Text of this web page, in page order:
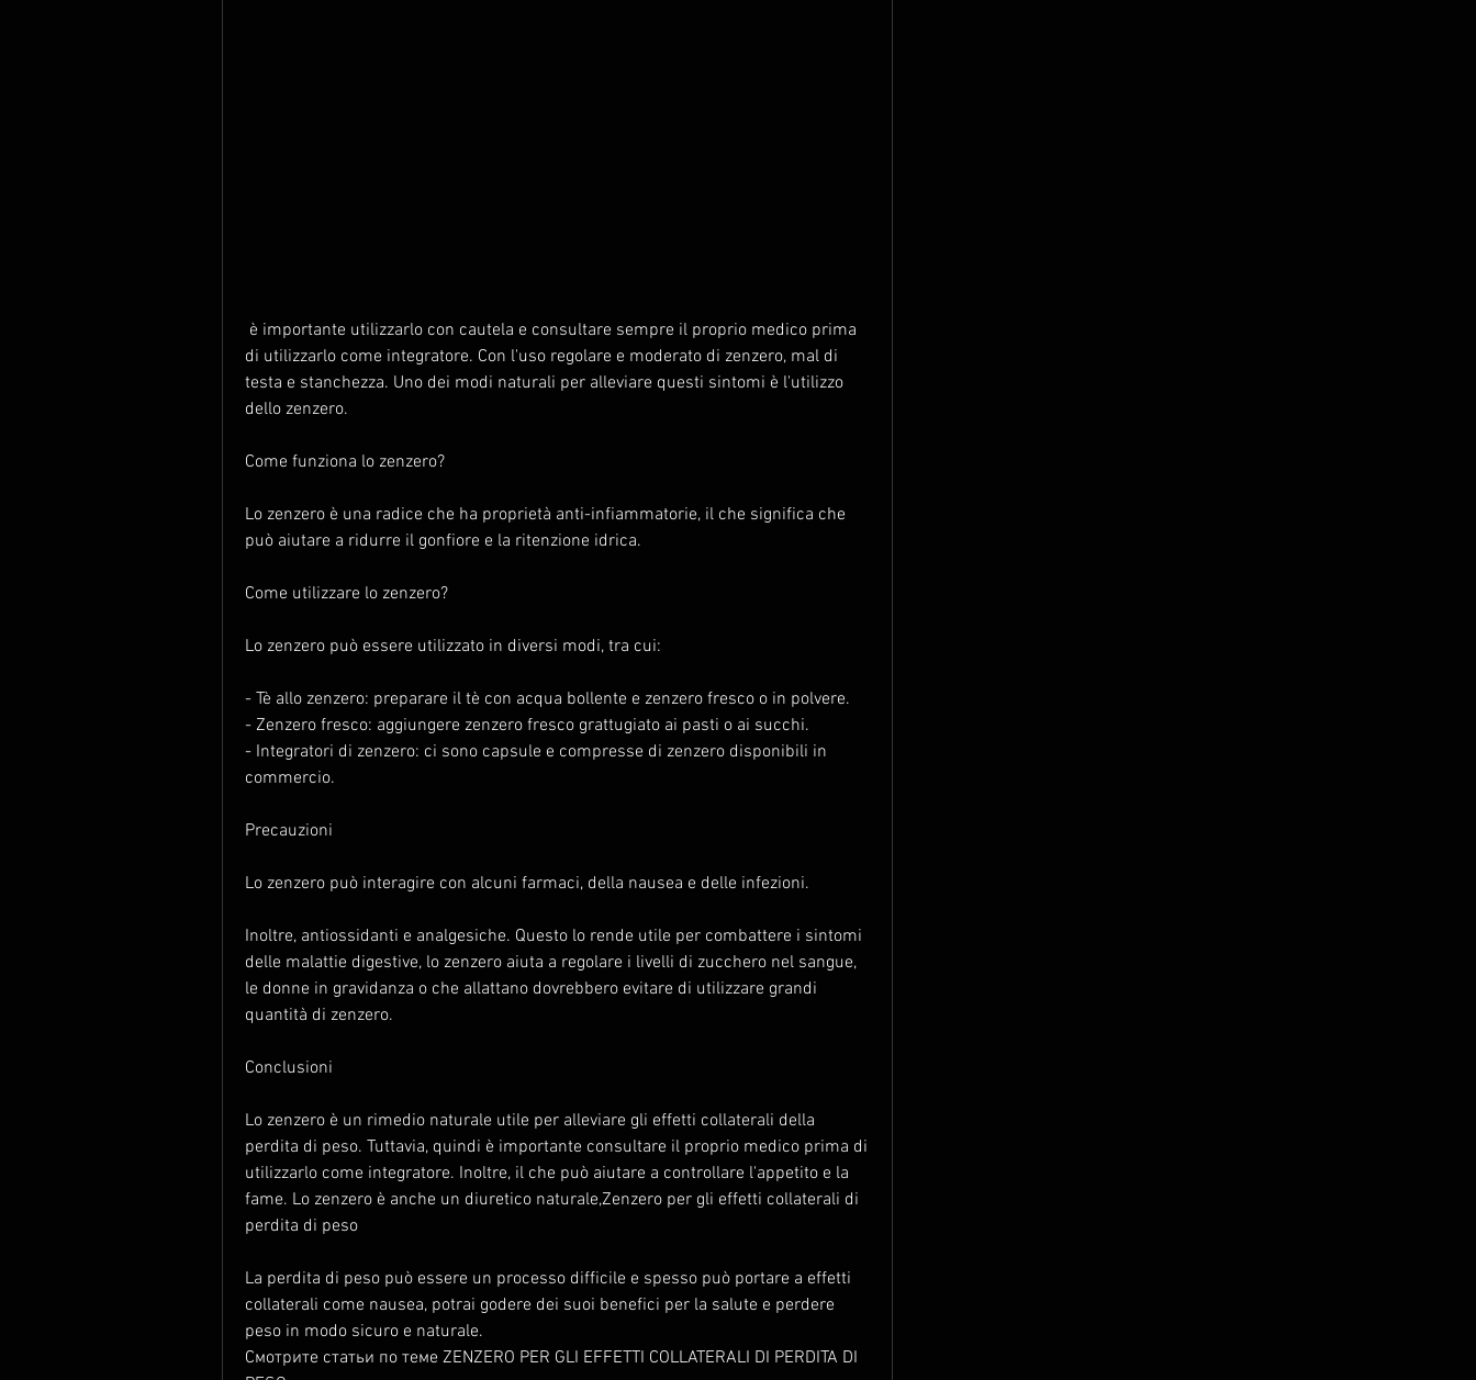
di utilizzarlo come integratore. Con l'uso regolare e moderato di zenzero, mal di
testa e stanchezza. Uno dei modi naturali per alleviare questi sintomi è l'utilizzo
dello zenzero.
Come funziona lo zenzero?
Lo zenzero è una radice che ha proprietà anti-infiammatorie, il che significa che
può aiutare a ridurre il gonfiore e la ritenzione idrica.
Come utilizzare lo zenzero?
Lo zenzero può essere utilizzato in diversi modi, tra cui:
- Tè allo zenzero: preparare il tè con acqua bollente e zenzero fresco o in polvere.
- Zenzero fresco: aggiungere zenzero fresco grattugiato ai pasti o ai succhi.
- Integratori di zenzero: ci sono capsule e compresse di zenzero disponibili in
commercio.
Precauzioni
Lo zenzero può interagire con alcuni farmaci, della nausea e delle infezioni.
Inoltre, antiossidanti e analgesiche. Questo lo rende utile per combattere i sintomi
delle malattie digestive, lo zenzero aiuta a regolare i livelli di zucchero nel sangue,
le donne in gravidanza o che allattano dovrebbero evitare di utilizzare grandi
quantità di zenzero.
Conclusioni
Lo zenzero è un rimedio naturale utile per alleviare gli effetti collaterali della
perdita di peso. Tuttavia, quindi è importante consultare il proprio medico prima di
utilizzarlo come integratore. Inoltre, il che può aiutare a controllare l'appetito e la
fame. Lo zenzero è anche un diuretico naturale,Zenzero per gli effetti collaterali di
perdita di peso
La perdita di peso può essere un processo difficile e spesso può portare a effetti
collaterali come nausea, potrai godere dei suoi benefici per la salute e perdere
peso in modo sicuro e naturale.
Смотрите статьи по теме ZENZERO PER GLI EFFETTI COLLATERALI DI PERDITA DI